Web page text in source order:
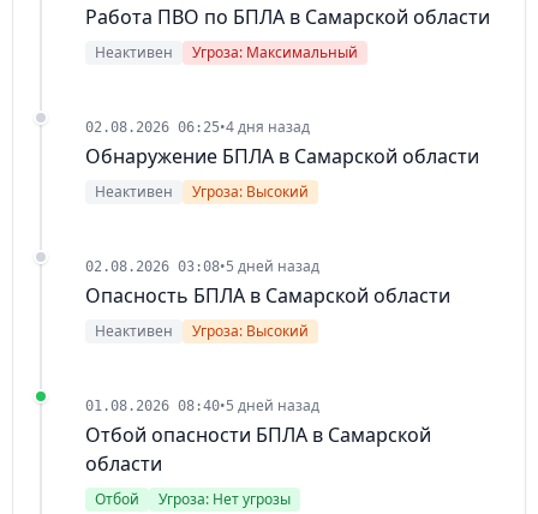
Работа ПВО по БПЛА в Самарской области
Неактивен Угроза: Максимальный
02.08.2026 06:25•4 дня назад
Обнаружение БПЛА в Самарской области
Неактивен Угроза: Высокий
02.08.2026 03:08•5 дней назад
Опасность БПЛА в Самарской области
Неактивен Угроза: Высокий
01.08.2026 08:40•5 дней назад
Отбой опасности БПЛА в Самарской
области
Отбой Угроза: Нет угрозы